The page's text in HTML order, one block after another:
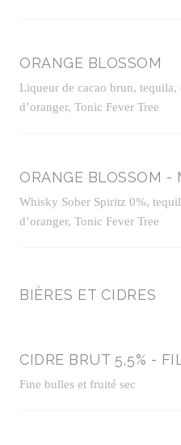
ORANGE BLOSSOM
Liqueur de cacao brun, tequila,
d’oranger, Tonic Fever Tree
ORANGE BLOSSOM -
Whisky Sober Spiritz 0%,
d’oranger, Tonic Fever Tree
BIÈRES ET CIDRES
CIDRE BRUT 5,5% -
Fine bulles et fruité sec